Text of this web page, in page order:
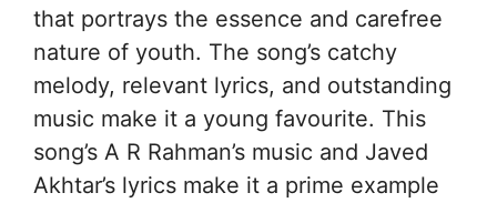
that portrays the essence and carefree
nature of youth. The song’s catchy
melody, relevant lyrics, and outstanding
music make it a young favourite. This
song’s A R Rahman’s music and Javed
Akhtar’s lyrics make it a prime example